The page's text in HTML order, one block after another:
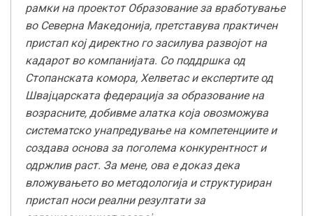
рамки на проектот Образование за вработување
во Северна Македонија, претставува практичен
пристап кој директно го засилува развојот на
кадарот во компанијата. Со поддршка од
Стопанската комора, Хелветас и експертите од
Швајцарската федерација за образование на
возрасните, добивме алатка која овозможува
систематско унапредување на компетенциите и
создава основа за поголема конкурентност и
одржлив раст. За мене, ова е доказ дека
вложувањето во методологија и структуриран
пристап носи реални резултати за